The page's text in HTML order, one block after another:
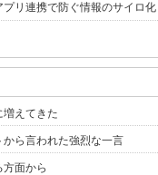
リ連携で防ぐ情報のサイロ化
えてきた
ら言われた強烈な一言
面から